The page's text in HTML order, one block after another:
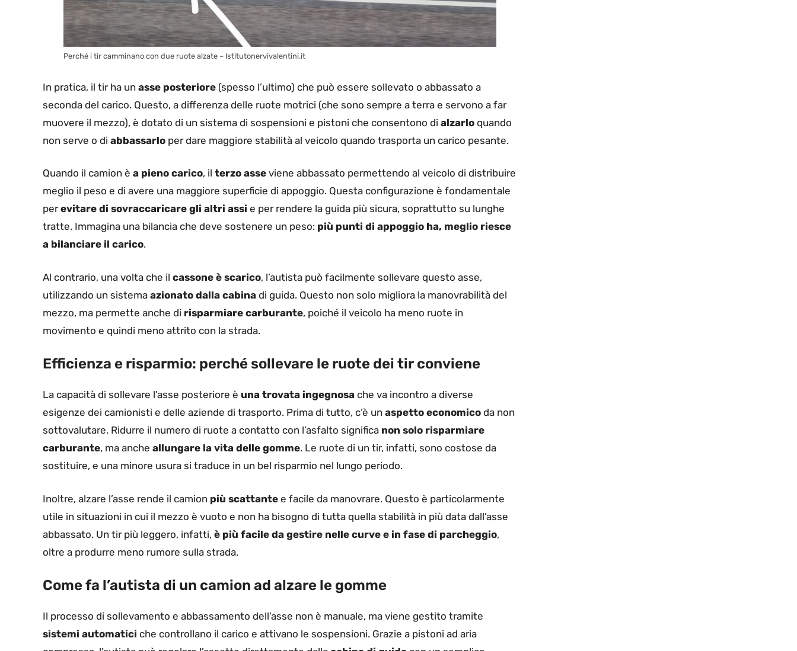
Perché i tir camminano con due ruote alzate – Istitutonervivalentini.it
In pratica, il tir ha un asse posteriore (spesso l’ultimo) che può essere sollevato o abbassato a
seconda del carico. Questo, a differenza delle ruote motrici (che sono sempre a terra e servono a far
muovere il mezzo), è dotato di un sistema di sospensioni e pistoni che consentono di alzarlo quando
non serve o di abbassarlo per dare maggiore stabilità al veicolo quando trasporta un carico pesante.
Quando il camion è a pieno carico, il terzo asse viene abbassato permettendo al veicolo di distribuire
meglio il peso e di avere una maggiore superficie di appoggio. Questa configurazione è fondamentale
perevitare di sovraccaricare gli altri assi e per rendere la guida più sicura, soprattutto su lunghe
tratte. Immagina una bilancia che deve sostenere un peso: più punti di appoggio ha, meglio riesce
a bilanciare il carico.
Al contrario, una volta che il cassone è scarico, l’autista può facilmente sollevare questo asse,
utilizzando un sistema azionato dalla cabina di guida. Questo non solo migliora la manovrabilità del
mezzo, ma permette anche di risparmiare carburante, poiché il veicolo ha meno ruote in
movimento e quindi meno attrito con la strada.
Efficienza e risparmio: perché sollevare le ruote dei tir conviene
La capacità di sollevare l’asse posteriore è una trovata ingegnosa che va incontro a diverse
esigenze dei camionisti e delle aziende di trasporto. Prima di tutto, c’è un aspetto economico da non
sottovalutare. Ridurre il numero di ruote a contatto con l’asfalto significa non solo risparmiare
carburante, ma anche allungare la vita delle gomme. Le ruote di un tir, infatti, sono costose da
sostituire, e una minore usura si traduce in un bel risparmio nel lungo periodo.
Inoltre, alzare l’asse rende il camion più scattante e facile da manovrare. Questo è particolarmente
utile in situazioni in cui il mezzo è vuoto e non ha bisogno di tutta quella stabilità in più data dall’asse
abbassato. Un tir più leggero, infatti, è più facile da gestire nelle curve e in fase di parcheggio,
oltre a produrre meno rumore sulla strada.
Come fa l’autista di un camion ad alzare le gomme
Il processo di sollevamento e abbassamento dell’asse non è manuale, ma viene gestito tramite
sistemi automatici che controllano il carico e attivano le sospensioni. Grazie a pistoni ad aria